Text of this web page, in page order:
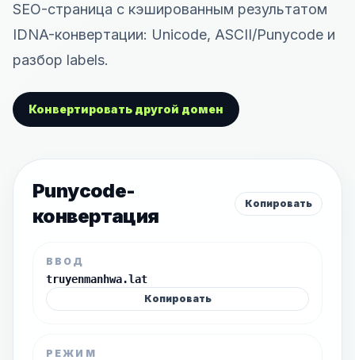
SEO-страница с кэшированным результатом
IDNA-конвертации: Unicode, ASCII/Punycode и
разбор labels.
Конвертировать другой домен
Punycode-
конвертация
Копировать
ВВОД
truyenmanhwa.lat
Копировать
РЕЖИМ